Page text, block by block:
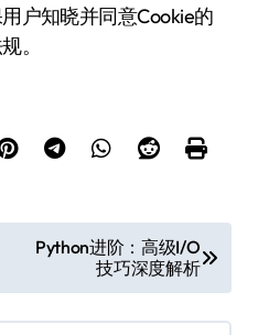
户知晓并同意Cookie的
。
Python进阶：高级I/O
技巧深度解析